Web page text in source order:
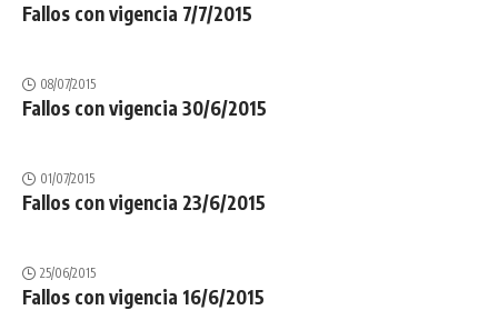
Fallos con vigencia 7/7/2015
08/07/2015
Fallos con vigencia 30/6/2015
01/07/2015
Fallos con vigencia 23/6/2015
25/06/2015
Fallos con vigencia 16/6/2015